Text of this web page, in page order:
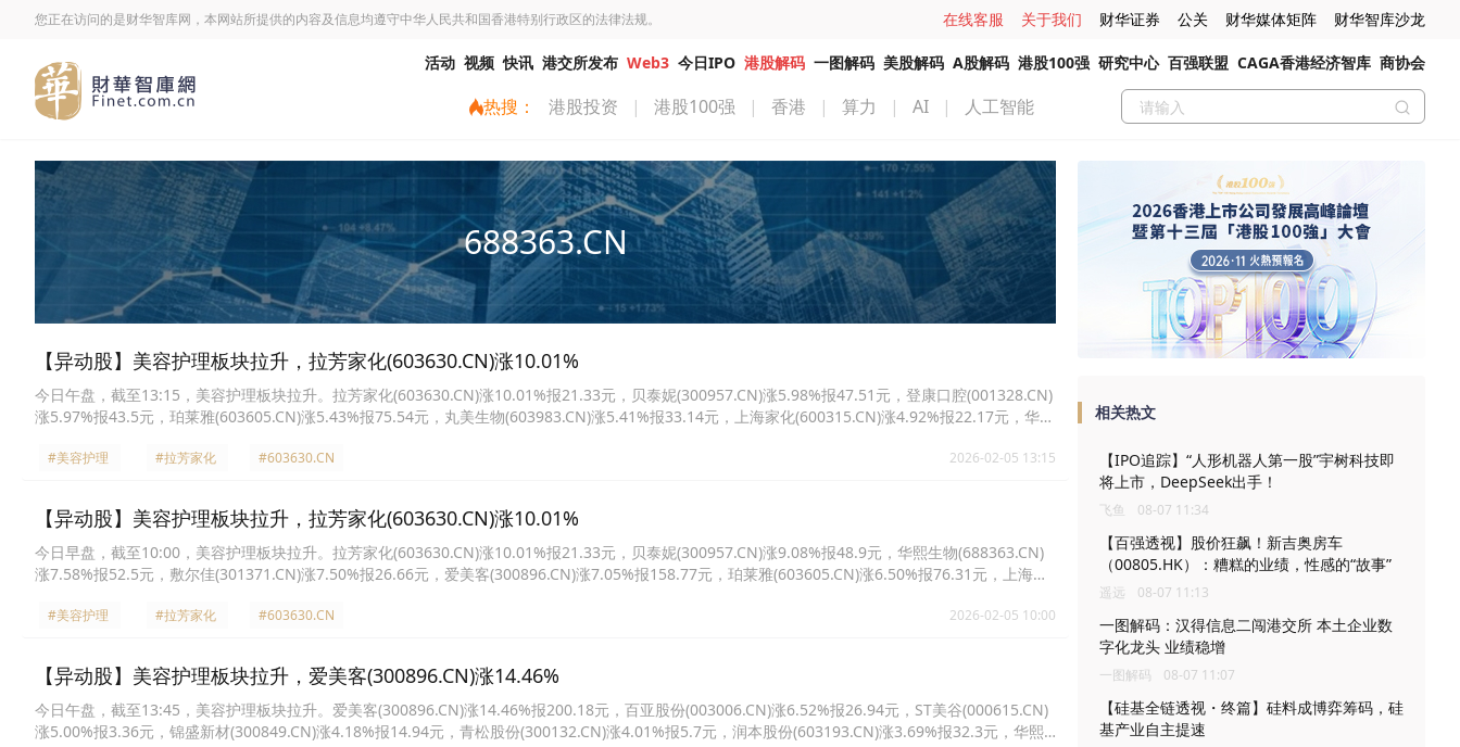
您正在访问的是财华智库网，本网站所提供的内容及信息均遵守中华人民共和国香港特别行政区的法律法规。 在线客服 关于我们 财华证券 公关 财华媒体矩阵 财华智库沙龙
活动 视频 快讯 港交所发布 Web3 今日IPO 港股解码 一图解码 美股解码 A股解码 港股100强 研究中心 百强联盟 CAGA香港经济智库 商协会
热搜： 港股投资 | 港股100强 | 香港 | 算力 | AI | 人工智能
688363.CN
【异动股】美容护理板块拉升，拉芳家化(603630.CN)涨10.01%
今日午盘，截至13:15，美容护理板块拉升。拉芳家化(603630.CN)涨10.01%报21.33元，贝泰妮(300957.CN)涨5.98%报47.51元，登康口腔(001328.CN)
涨5.97%报43.5元，珀莱雅(603605.CN)涨5.43%报75.54元，丸美生物(603983.CN)涨5.41%报33.14元，上海家化(600315.CN)涨4.92%报22.17元，华熙
#美容护理 #拉芳家化 #603630.CN 2026-02-05 13:15
【异动股】美容护理板块拉升，拉芳家化(603630.CN)涨10.01%
今日早盘，截至10:00，美容护理板块拉升。拉芳家化(603630.CN)涨10.01%报21.33元，贝泰妮(300957.CN)涨9.08%报48.9元，华熙生物(688363.CN)
涨7.58%报52.5元，敷尔佳(301371.CN)涨7.50%报26.66元，爱美客(300896.CN)涨7.05%报158.77元，珀莱雅(603605.CN)涨6.50%报76.31元，上海家
#美容护理 #拉芳家化 #603630.CN 2026-02-05 10:00
【异动股】美容护理板块拉升，爱美客(300896.CN)涨14.46%
今日午盘，截至13:45，美容护理板块拉升。爱美客(300896.CN)涨14.46%报200.18元，百亚股份(003006.CN)涨6.52%报26.94元，ST美谷(000615.CN)
涨5.00%报3.36元，锦盛新材(300849.CN)涨4.18%报14.94元，青松股份(300132.CN)涨4.01%报5.7元，润本股份(603193.CN)涨3.69%报32.3元，华熙
相关热文
【IPO追踪】“人形机器人第一股”宇树科技即
将上市，DeepSeek出手！
飞鱼 08-07 11:34
【百强透视】股价狂飙！新吉奥房车
（00805.HK）：糟糕的业绩，性感的“故事”
遥远 08-07 11:13
一图解码：汉得信息二闯港交所 本土企业数
字化龙头 业绩稳增
一图解码 08-07 11:07
【硅基全链透视・终篇】硅料成博弈筹码，硅
基产业自主提速